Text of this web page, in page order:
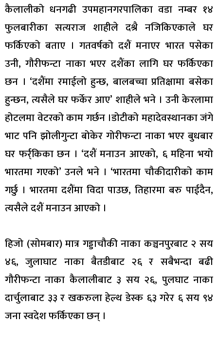
कैलालीको धनगढी उपमहानगरपालिका वडा नम्बर १४
फुलबारीका सत्यराज शाहीले दश्रै नजिकिएकाले घर
फर्किएको बताए । गतवर्षको दशैं मनाएर भारत पसेका
उनी, गौरीफन्टा नाका भएर दशैंका लागि घर फर्किएका
छन । ‘दशैंमा रमाईलो हुन्छ, बालबच्चा प्रतिक्षामा बसेका
हुन्छन, त्यसैले घर फर्केर आए’ शाहीले भने । उनी केरलामा
होटलमा वेटरको काम गर्छन ।डोटीको महादेवस्थानका जंगे
भाट पनि झोलीगुन्टा बोकेर गोरीफन्टा नाका भएर बुधबार
घर फर्र्किका छन । ‘दशैं मनाउन आएको, ६ महिना भयो
भारतमा गएको’ उनले भने । ‘भारतमा चौकीदारीको काम
गर्छु । भारतमा दशैंमा विदा पाउछ, तिहारमा बरु पाईदैन,
त्यसैले दशैं मनाउन आएको ।
हिजो (सोमबार) मात्र गड्डाचौकी नाका कञ्चनपुरबाट २ सय
४६, जुलाघाट नाका बैतडीबाट २६ र सबैभन्दा बढी
गौरीफन्टा नाका कैलालीबाट ३ सय २६, पुलघाट नाका
दार्चुलाबाट ३३ र खकरुला हेल्थ डेस्क ६३ गरेर ६ सय ९४
जना स्वदेश फर्किएका छन् ।